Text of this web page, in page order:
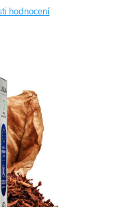
hodnocení